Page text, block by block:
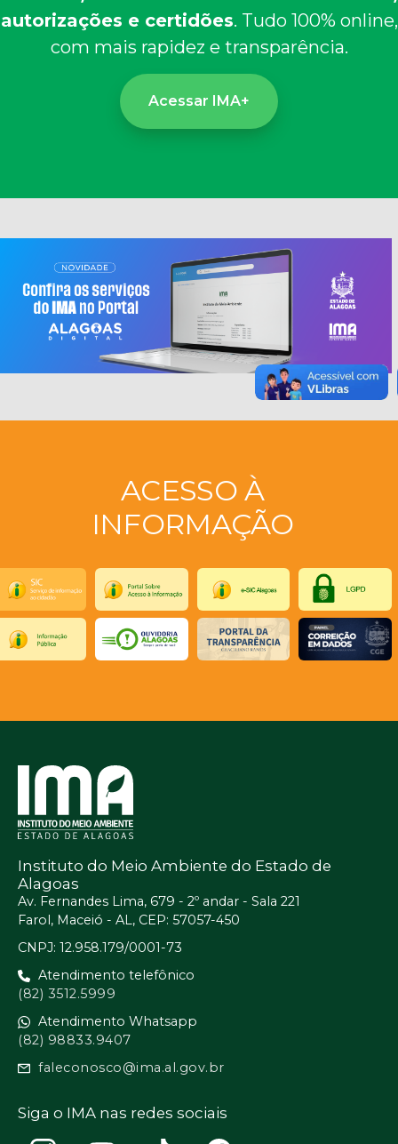
autorizações e certidões. Tudo 100% online,
com mais rapidez e transparência.
Acessar IMA+
ACESSO À
INFORMAÇÃO
Instituto do Meio Ambiente do Estado de
Alagoas
Av. Fernandes Lima, 679 - 2º andar - Sala 221
Farol, Maceió - AL, CEP: 57057-450
CNPJ: 12.958.179/0001-73
Atendimento telefônico
(82) 3512.5999
Atendimento Whatsapp
(82) 98833.9407
faleconosco@ima.al.gov.br
Siga o IMA nas redes sociais